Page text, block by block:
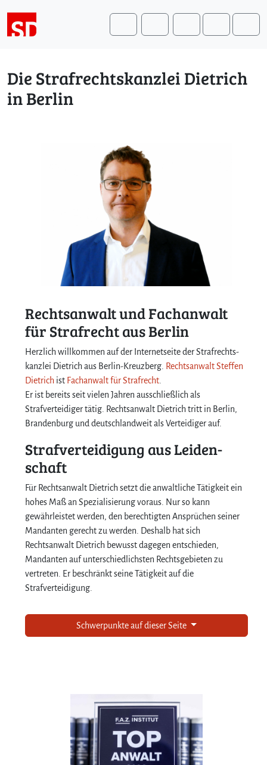
Search
Die Strafrechtskanzlei Dietrich
in Berlin
Rechts­anwalt und Fach­anwalt
für Straf­recht aus Berlin
Herzlich willkommen auf der Internet­seite der Straf­rechts­
kanz­lei Dietrich aus Berlin-Kreuzberg. Rechts­anwalt Steffen
Dietrich ist Fachanwalt für Strafrecht
Er ist bereits seit vielen Jahren ausschließlich als
Strafverteidiger tätig. Rechtsanwalt Dietrich tritt in Berlin,
Brandenburg und deutschlandweit als Verteidiger auf.
Straf­vertei­digung aus Leiden­
schaft
Für Rechtsanwalt Dietrich setzt die anwaltliche Tätigkeit ein
hohes Maß an Spezialisierung voraus. Nur so kann
gewährleistet werden, den berechtigten Ansprüchen seiner
Mandanten gerecht zu werden. Deshalb hat sich
Rechtsanwalt Dietrich bewusst dagegen entschieden,
Mandanten auf unterschiedlichsten Rechtsgebieten zu
vertreten. Er beschränkt seine Tätigkeit auf die
Strafverteidigung.
Schwerpunkte auf dieser Seite